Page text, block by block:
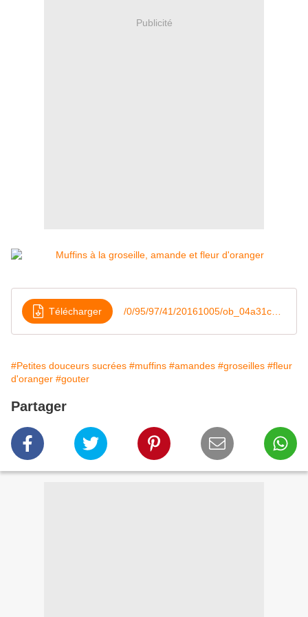
Publicité
Télécharger
#Petites douceurs sucrées #muffins #amandes #groseilles #fleur
d'oranger #gouter
Partager